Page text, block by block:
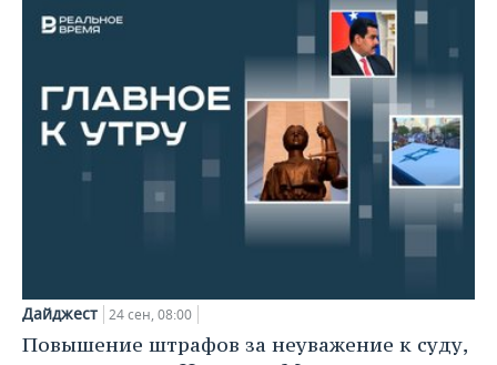
Дайджест 24 сен, 08:00
Повышение штрафов за неуважение к суду,